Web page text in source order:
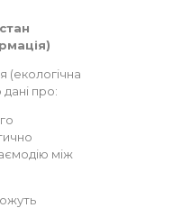
(екологічна
дані про:
між